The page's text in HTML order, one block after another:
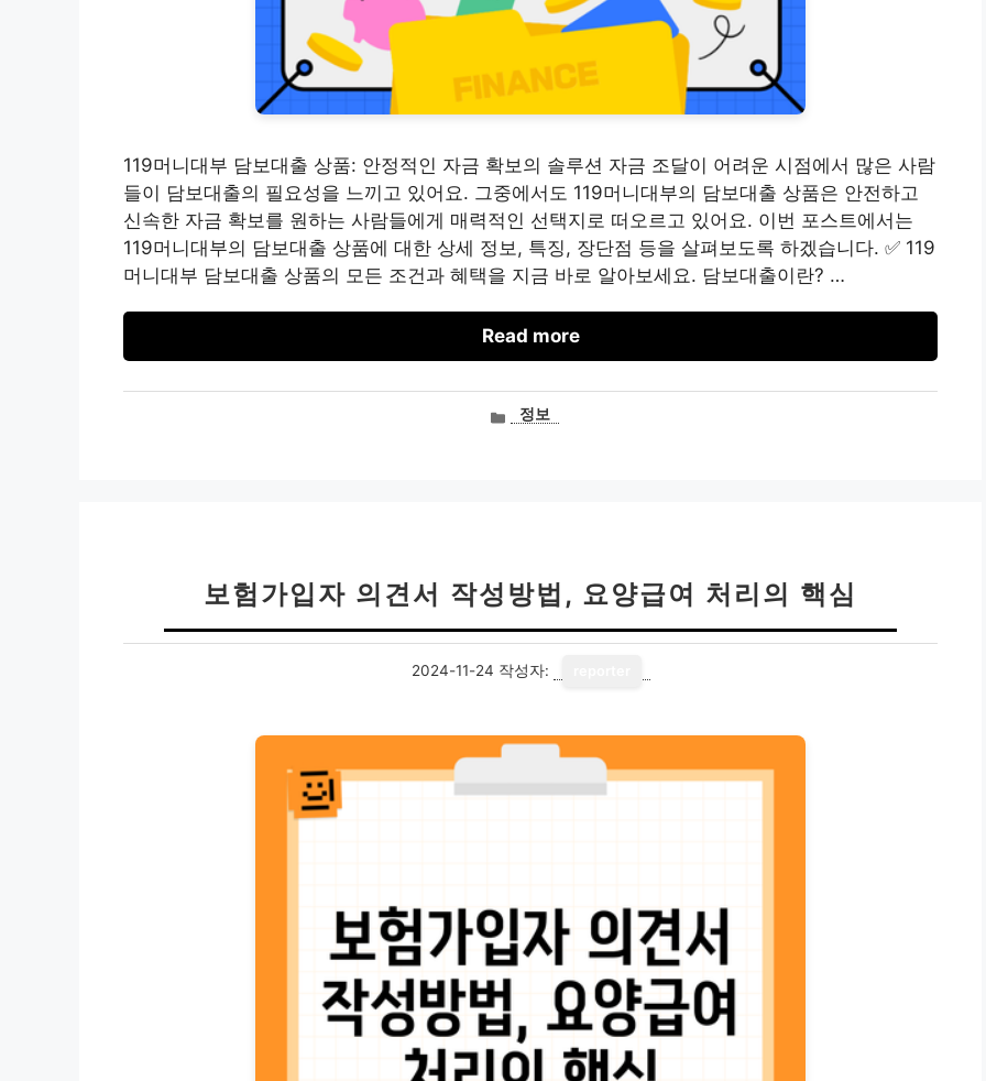
119머니대부 담보대출 상품: 안정적인 자금 확보의 솔루션 자금 조달이 어려운 시점에서 많은 사람
들이 담보대출의 필요성을 느끼고 있어요. 그중에서도 119머니대부의 담보대출 상품은 안전하고
신속한 자금 확보를 원하는 사람들에게 매력적인 선택지로 떠오르고 있어요. 이번 포스트에서는
119머니대부의 담보대출 상품에 대한 상세 정보, 특징, 장단점 등을 살펴보도록 하겠습니다. ✅ 119
머니대부 담보대출 상품의 모든 조건과 혜택을 지금 바로 알아보세요. 담보대출이란? …
Read more
카정보
보험가입자 의견서 작성방법, 요양급여 처리의 핵심
2024-11-24 작성자: